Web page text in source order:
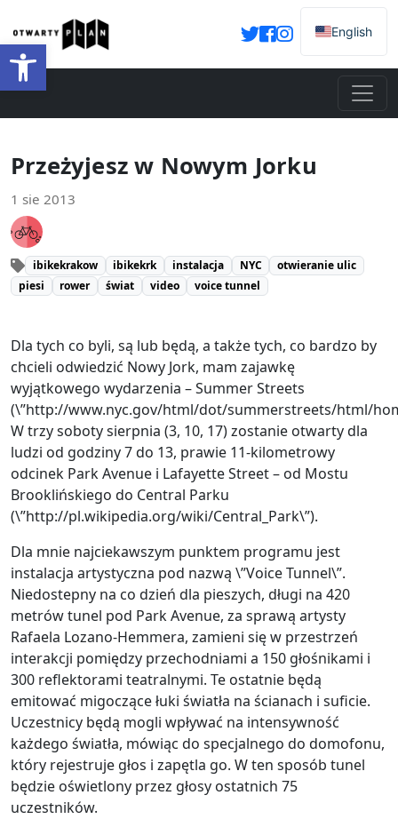
Otwórz pasek narzędzi
English
Przeżyjesz w Nowym Jorku
1 sie 2013
ibikekrakow ibikekrk instalacja NYC
otwieranie ulic
piesi
rower świat video voice tunnel
Dla tych co byli, są lub będą, a także tych, co bardzo by
chcieli odwiedzić Nowy Jork, mam zajawkę
wyjątkowego wydarzenia – Summer Streets
(\”http://www.nyc.gov/html/dot/summerstreets/html/
W trzy soboty sierpnia (3, 10, 17) zostanie otwarty dla
ludzi od godziny 7 do 13, prawie 11-kilometrowy
odcinek Park Avenue i Lafayette Street – od Mostu
Brooklińskiego do Central Parku
(\”http://pl.wikipedia.org/wiki/Central_Park\”).
Dla mnie najciekawszym punktem programu jest
instalacja artystyczna pod nazwą \”Voice Tunnel\”.
Niedostepny na co dzień dla pieszych, długi na 420
metrów tunel pod Park Avenue, za sprawą artysty
Rafaela Lozano-Hemmera, zamieni się w przestrzeń
interakcji pomiędzy przechodniami a 150 głośnikami i
300 reflektorami teatralnymi. Te ostatnie będą
emitować migoczące łuki światła na ścianach i suficie.
Uczestnicy będą mogli wpływać na intensywność
każdego światła, mówiąc do specjalnego do domofonu,
który rejestruje głos i zapętla go. W ten sposób tunel
będzie oświetlony przez głosy ostatnich 75
uczestników.